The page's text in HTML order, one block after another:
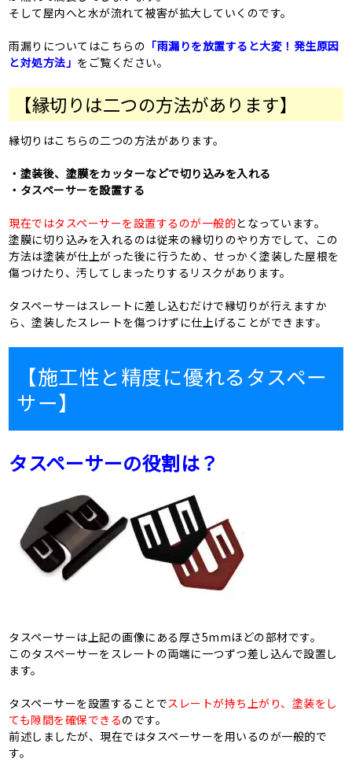
そして屋内へと水が流れて被害が拡大していくのです。
雨漏りについてはこちらの 「雨漏りを放置すると大変！発生原因
と対処方法」 をご覧ください。
【縁切りは二つの方法があります】
縁切りはこちらの二つの方法があります。
・塗装後、塗膜をカッターなどで切り込みを入れる
・タスペーサーを設置する
現在ではタスペーサーを設置するのが一般的となっています。
塗膜に切り込みを入れるのは従来の縁切りのやり方でして、この
方法は塗装が仕上がった後に行うため、せっかく塗装した屋根を
傷つけたり、汚してしまったりするリスクがあります。
タスペーサーはスレートに差し込むだけで縁切りが行えますか
ら、塗装したスレートを傷つけずに仕上げることができます。
【施工性と精度に優れるタスペー
サー】
タスペーサーの役割は？
タスペーサーは上記の画像にある厚さ5mmほどの部材です。
このタスペーサーをスレートの両端に一つずつ差し込んで設置し
ます。
タスペーサーを設置することでスレートが持ち上がり、塗装をし
ても隙間を確保できるのです。
前述しましたが、現在ではタスペーサーを用いるのが一般的で
す。